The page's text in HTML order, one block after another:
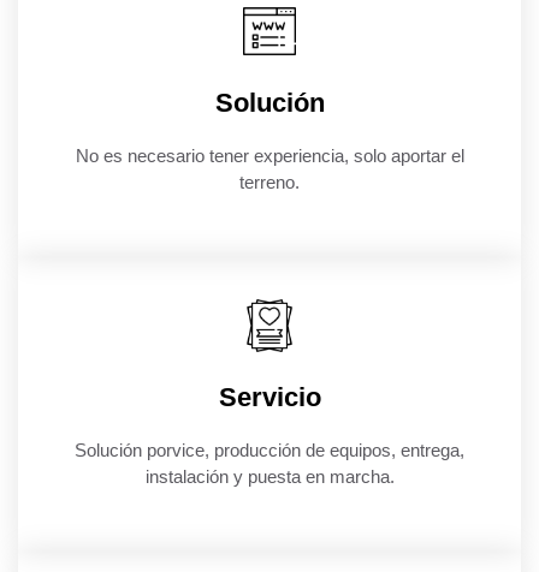
Solución
No es necesario tener experiencia, solo aportar el
terreno.
Servicio
Solución porvice, producción de equipos, entrega,
instalación y puesta en marcha.